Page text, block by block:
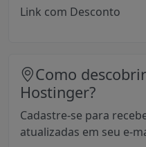
Link com Desconto
Como
Hostinger?
Cadastre-se para
atualizadas em seu e-